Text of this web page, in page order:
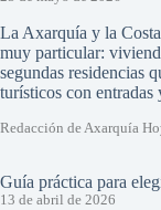
La Axarquía y la
muy particular:
segundas residencias
turísticos con
Redacción de Axarquía
Guía práctica para
13 de abril de 2026